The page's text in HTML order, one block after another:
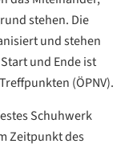
stehen. Die
und stehen
und Ende ist
(ÖPNV).
Schuhwerk
Zeitpunkt des